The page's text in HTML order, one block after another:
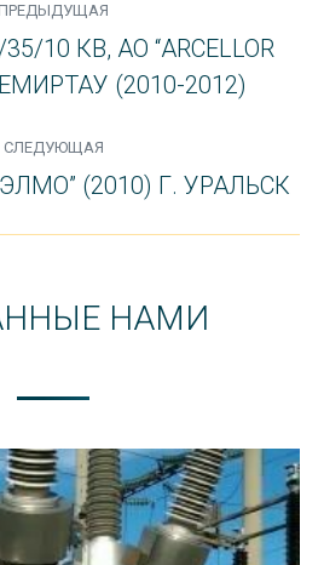
Previous
project:
10 КВ, АО “ARCELLOR
(2010-2012)
СЛЕДУЮЩАЯ
Next(2010) Г. УРАЛЬСК
НАМИ